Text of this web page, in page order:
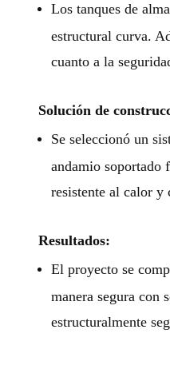
Los tanques de
estructural curva.
cuanto a la
Solución de
Se seleccionó un
andamio soportado
resistente al calor y
Resultados:
El proyecto se
manera segura con
estructuralmente